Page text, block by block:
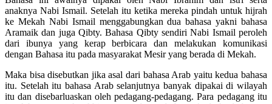
anaknya Nabi Ismail. Setelah itu ketika mereka pindah untuk hijrah
ke Mekah Nabi Ismail menggabungkan dua bahasa yakni bahasa
Aramaik dan juga Qibty. Bahasa Qibty sendiri Nabi Ismail peroleh
dari ibunya yang kerap berbicara dan melakukan komunikasi
dengan Bahasa itu pada masyarakat Mesir yang berada di Mekah.
Maka bisa disebutkan jika asal dari bahasa Arab yaitu kedua bahasa
itu. Setelah itu bahasa Arab selanjutnya banyak dipakai di wilayah
itu dan disebarluaskan oleh pedagang-pedagang. Para pedagang itu